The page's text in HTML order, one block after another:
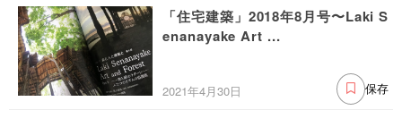
「住宅建築」2018年8月号〜Laki S
enanayake Art ...
2021年4月30日 保存